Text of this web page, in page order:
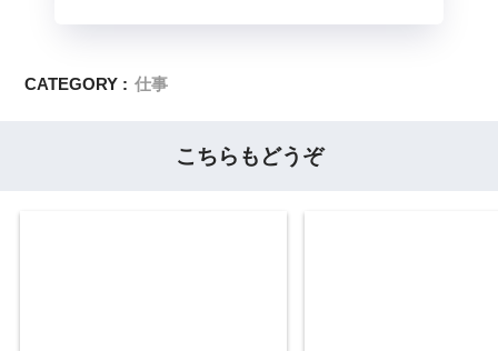
CATEGORY : 仕事
こちらもどうぞ